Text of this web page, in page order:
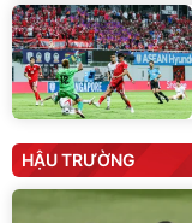
HẬU TRƯỜNG